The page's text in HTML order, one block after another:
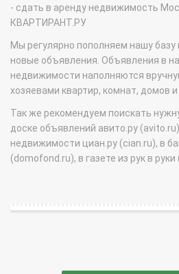
- сдать в аренду недвижимость
КВАРТИРАНТ.РУ
Мы регулярно пополняем нашу базу
новые объявления. Объявления в
недвижимости наполняются
хозяевами квартир, комнат, домов
Так же рекомендуем поискать
доске объявлений авито.ру
недвижимости циан.ру (cian.ru), в
(domofond.ru), в газете из рук в руки